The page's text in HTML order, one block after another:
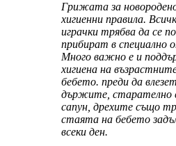
Грижата за
хигиенни правила.
играчки трябва да се
прибират в специално
Много важно е и
хигиена на
бебето. преди да
държите, старателно
сапун, дрехите също
стаята на бебето
всеки ден.